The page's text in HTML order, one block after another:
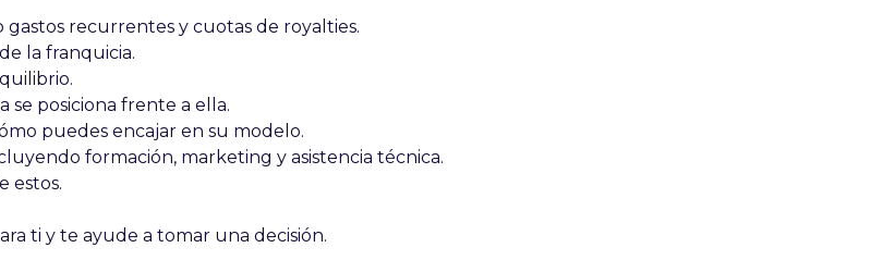
recurrentes y cuotas de royalties.
la franquicia.
se posiciona frente a ella.
puedes encajar en su modelo.
formación, marketing y asistencia técnica.
estos.
ti y te ayude a tomar una decisión.